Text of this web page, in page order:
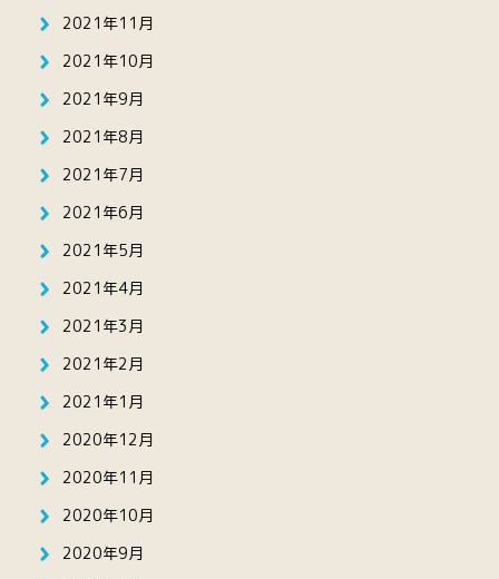
2021年11月
2021年10月
2021年9月
2021年8月
2021年7月
2021年6月
2021年5月
2021年4月
2021年3月
2021年2月
2021年1月
2020年12月
2020年11月
2020年10月
2020年9月